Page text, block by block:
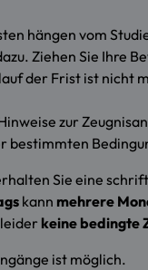
hängen vom
Ziehen Sie Ihre
der Frist ist nicht
zur
bestimmten
Sie eine
kann mehrere
keine bedingte
ist möglich.